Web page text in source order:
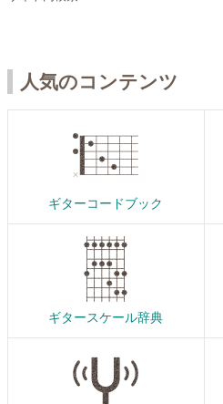
人気のコンテンツ
ギターコードブック
ギタースケール辞典